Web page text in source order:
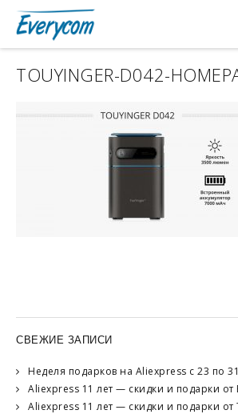
TOUYINGER-D042-
СВЕЖИЕ ЗАПИСИ
Неделя подарков на Aliexpress с 23 по 31
Aliexpress 11 лет — скидки и подарки от
Aliexpress 11 лет — скидки и подарки от